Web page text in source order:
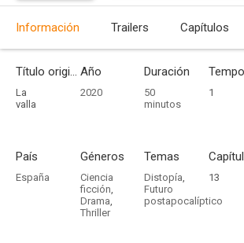
Información Trailers Capítulos
Título original
La
valla
Año
2020
Duración
50
minutos
1
País
España
Géneros
Ciencia
ficción,
Drama,
Thriller
Temas
Distopía,
Futuro
postapocalíptico
13